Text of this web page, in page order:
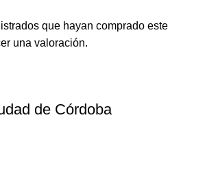
que hayan comprado este
una valoración.
de Córdoba